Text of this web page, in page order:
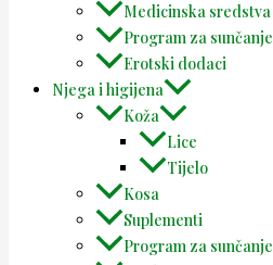
Medicinska sredstva
Program za sunčanje
Erotski dodaci
Njega i higijena
Koža
Lice
Tijelo
Kosa
Suplementi
Program za sunčanje